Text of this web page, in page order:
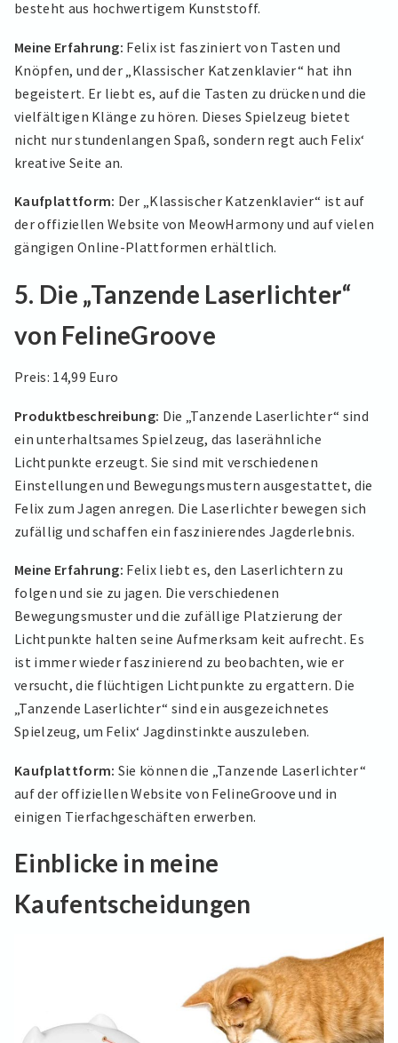
besteht aus hochwertigem Kunststoff.
Meine Erfahrung: Felix ist fasziniert von Tasten und
Knöpfen, und der „Klassischer Katzenklavier“ hat ihn
begeistert. Er liebt es, auf die Tasten zu drücken und die
vielfältigen Klänge zu hören. Dieses Spielzeug bietet
nicht nur stundenlangen Spaß, sondern regt auch Felix‘
kreative Seite an.
Kaufplattform: Der „Klassischer Katzenklavier“ ist auf
der offiziellen Website von MeowHarmony und auf vielen
gängigen Online-Plattformen erhältlich.
5. Die „Tanzende Laserlichter“
von FelineGroove
Preis: 14,99 Euro
Produktbeschreibung: Die „Tanzende Laserlichter“ sind
ein unterhaltsames Spielzeug, das laserähnliche
Lichtpunkte erzeugt. Sie sind mit verschiedenen
Einstellungen und Bewegungsmustern ausgestattet, die
Felix zum Jagen anregen. Die Laserlichter bewegen sich
zufällig und schaffen ein faszinierendes Jagderlebnis.
Meine Erfahrung: Felix liebt es, den Laserlichtern zu
folgen und sie zu jagen. Die verschiedenen
Bewegungsmuster und die zufällige Platzierung der
Lichtpunkte halten seine Aufmerksam keit aufrecht. Es
ist immer wieder faszinierend zu beobachten, wie er
versucht, die flüchtigen Lichtpunkte zu ergattern. Die
„Tanzende Laserlichter“ sind ein ausgezeichnetes
Spielzeug, um Felix‘ Jagdinstinkte auszuleben.
Kaufplattform: Sie können die „Tanzende Laserlichter“
auf der offiziellen Website von FelineGroove und in
einigen Tierfachgeschäften erwerben.
Einblicke in meine
Kaufentscheidungen